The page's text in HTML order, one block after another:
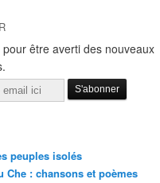
être averti des nouveaux
peuples isolés
Che : chansons et poèmes